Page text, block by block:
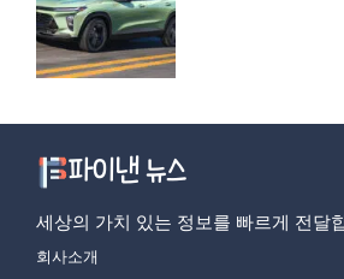
세상의 가치 있는 정보를 빠르게 전달
회사소개